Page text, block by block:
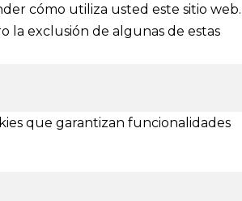
Legal
de Privacidad
cómo utiliza usted este sitio web.
la exclusión de algunas de estas
que garantizan funcionalidades